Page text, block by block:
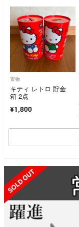
置物
キティ レトロ 貯金
箱 2点
¥1,800